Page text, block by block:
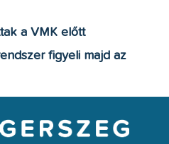
a VMK előtt
figyeli majd az